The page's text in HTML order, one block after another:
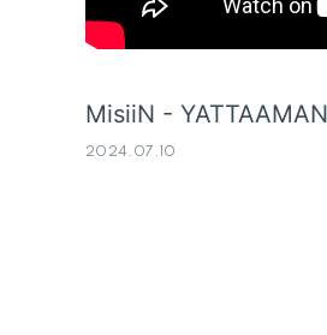
MisiiN - YATTAAMAN
2024.07.10